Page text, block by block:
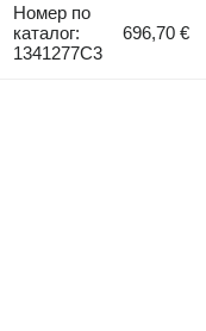
Номер по
каталог:
1341277C3
696,70 €